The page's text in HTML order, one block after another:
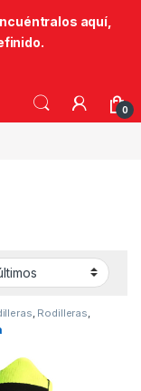
aquí,
0
, Rodilleras,